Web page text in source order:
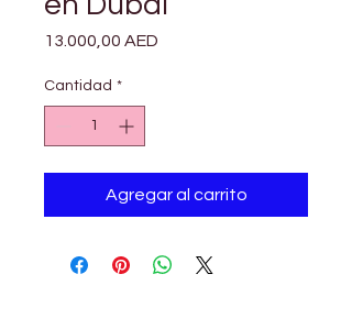
13.000,00 AED
Cantidad *
Agregar al carrito